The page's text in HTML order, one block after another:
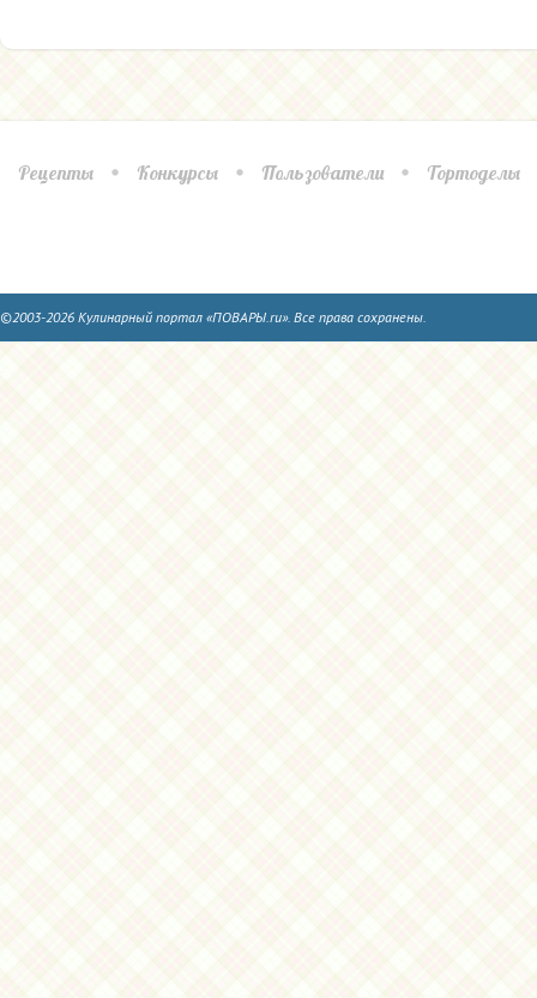
Рецепты Конкурсы Пользователи Тортоделы
©2003-2026 Кулинарный портал «ПОВАРЫ.ru». Все права сохранены.